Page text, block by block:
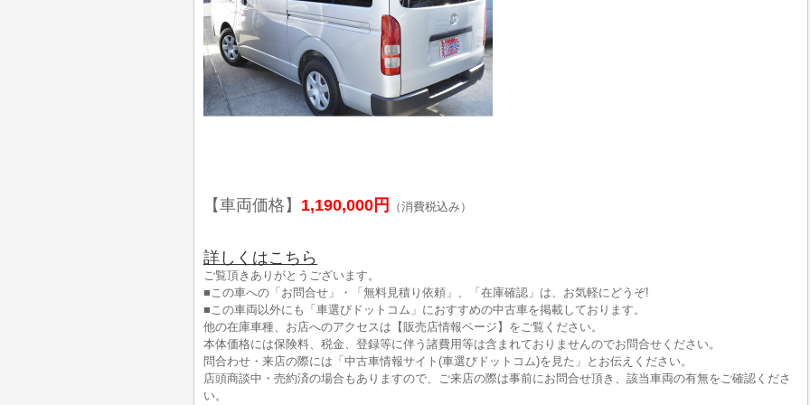
【車両価格】 1,190,000円 （消費税込み）
詳しくはこちら
ご覧頂きありがとうございます。
■この車への「お問合せ」・「無料見積り依頼」、「在庫確認」は、お気軽にどうぞ!
■この車両以外にも「車選びドットコム」におすすめの中古車を掲載しております。
他の在庫車種、お店へのアクセスは【販売店情報ページ】をご覧ください。
本体価格には保険料、税金、登録等に伴う諸費用等は含まれておりませんのでお問合せください。
問合わせ・来店の際には「中古車情報サイト(車選びドットコム)を見た」とお伝えください。
店頭商談中・売約済の場合もありますので、ご来店の際は事前にお問合せ頂き、該当車両の有無をご確認くださ
い。